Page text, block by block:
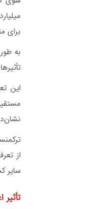
برای
به
سایر کشورهای آسیای